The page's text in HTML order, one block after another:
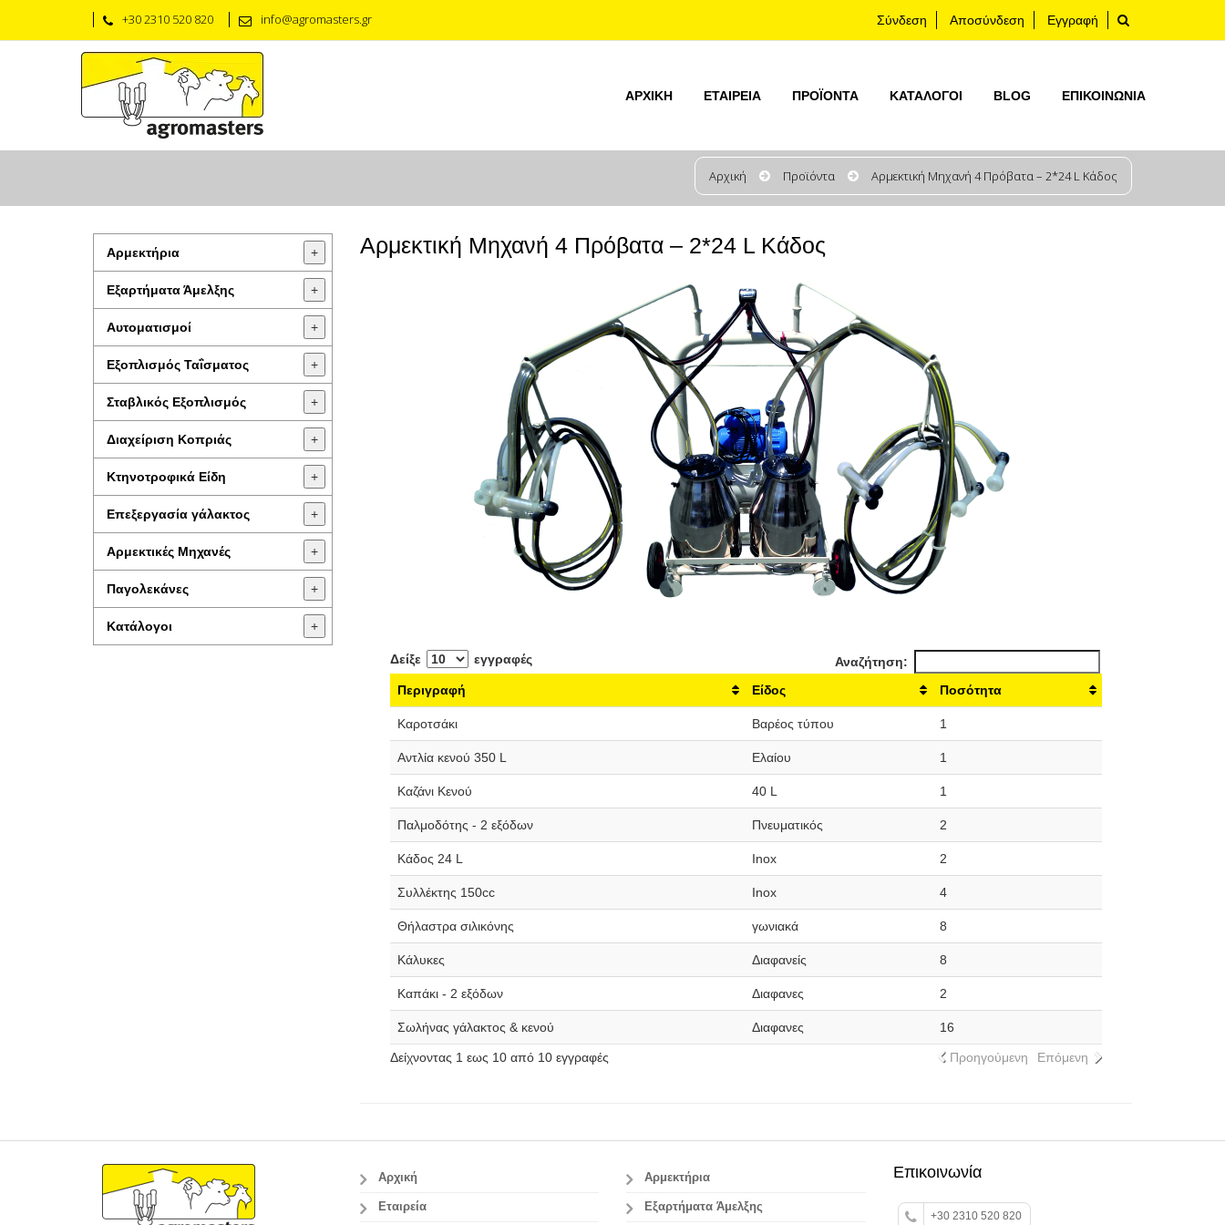
+30 2310 520 820 info@agromasters.gr Σύνδεση Αποσύνδεση Εγγραφή
ΑΡΧΙΚΉ ΕΤΑΙΡΕΊΑ ΠΡΟΪΟΝΤΑ ΚΑΤΆΛΟΓΟΙ BLOG ΕΠΙΚΟΙΝΩΝΊΑ
Αρχική Προϊόντα Αρμεκτική Μηχανή 4 Πρόβατα – 2*24 L Κάδος
Αρμεκτήρια +
Εξαρτήματα Άμελξης +
Αυτοματισμοί +
Εξοπλισμός Ταΐσματος +
Σταβλικός Εξοπλισμός +
Διαχείριση Κοπριάς +
Κτηνοτροφικά Είδη +
Επεξεργασία γάλακτος +
Aρμεκτικές Μηχανές +
Παγολεκάνες +
Κατάλογοι +
Αρμεκτική Μηχανή 4 Πρόβατα – 2*24 L Κάδος
Δείξε εγγραφές
Αναζήτηση:
Περιγραφή
Είδος Ποσότητα
Καροτσάκι Βαρέος τύπου 1
Αντλία κενού 350 L Ελαίου 1
Καζάνι Κενού 40 L 1
Παλμοδότης - 2 εξόδων Πνευματικός 2
Κάδος 24 L Inox 2
Συλλέκτης 150cc Inox 4
Θήλαστρα σιλικόνης γωνιακά 8
Κάλυκες Διαφανείς 8
Καπάκι - 2 εξόδων Διαφανες 2
Σωλήνας γάλακτος & κενού Διαφανες 16
Δείχνοντας 1 εως 10 από 10 εγγραφές Προηγούμενη Επόμενη
Αρχική
Εταιρεία
Αρμεκτήρια
Εξαρτήματα Άμελξης
Επικοινωνία
+30 2310 520 820